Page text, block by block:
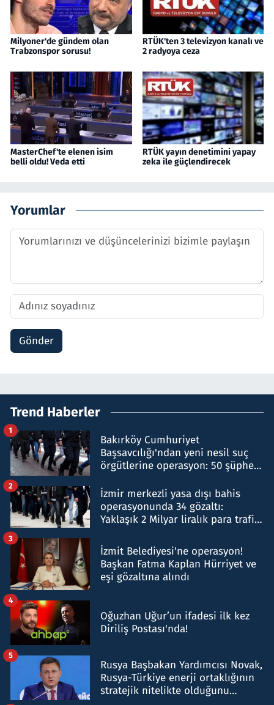
Milyoner'de gündem olan
Trabzonspor sorusu!
RTÜK'ten 3 televizyon kanalı ve
2 radyoya ceza
MasterChef'te elenen isim
belli oldu! Veda etti
RTÜK yayın denetimini yapay
zeka ile güçlendirecek
Yorumlar
Gönder
Trend Haberler
Bakırköy Cumhuriyet
Başsavcılığı'ndan yeni nesil suç
örgütlerine operasyon: 50 şüpheli
1
İzmir merkezli yasa dışı bahis
operasyonunda 34 gözaltı:
Yaklaşık 2 Milyar liralık para trafiği
2
İzmit Belediyesi'ne operasyon!
Başkan Fatma Kaplan Hürriyet ve
eşi gözaltına alındı
3
Oğuzhan Uğur’un ifadesi ilk kez
Diriliş Postası'nda!
4
Rusya Başbakan Yardımcısı Novak,
Rusya-Türkiye enerji ortaklığının
stratejik nitelikte olduğunu
5